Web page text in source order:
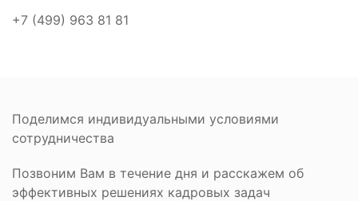
+7 (499) 963 81 81
Поделимся индивидуальными условиями
сотрудничества
Позвоним Вам в течение дня и расскажем об
эффективных решениях кадровых задач